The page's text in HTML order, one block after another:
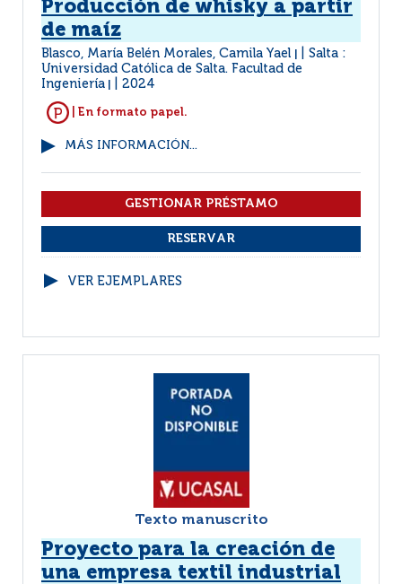
Producción de whisky a partir
de maíz
Blasco, María Belén Morales, Camila Yael
Salta :
Universidad Católica de Salta. Facultad de
Ingeniería
2024
| En formato papel.
MÁS INFORMACIÓN...
VER EJEMPLARES
Texto manuscrito
Proyecto para la creación de
una empresa textil industrial